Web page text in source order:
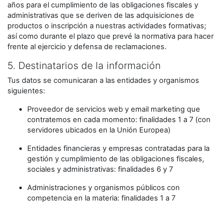
años para el cumplimiento de las obligaciones fiscales y
administrativas que se deriven de las adquisiciones de
productos o inscripción a nuestras actividades formativas;
así como durante el plazo que prevé la normativa para hacer
frente al ejercicio y defensa de reclamaciones.
5. Destinatarios de la información
Tus datos se comunicaran a las entidades y organismos
siguientes:
Proveedor de servicios web y email marketing que
contratemos en cada momento: finalidades 1 a 7 (con
servidores ubicados en la Unión Europea)
Entidades financieras y empresas contratadas para la
gestión y cumplimiento de las obligaciones fiscales,
sociales y administrativas: finalidades 6 y 7
Administraciones y organismos públicos con
competencia en la materia: finalidades 1 a 7